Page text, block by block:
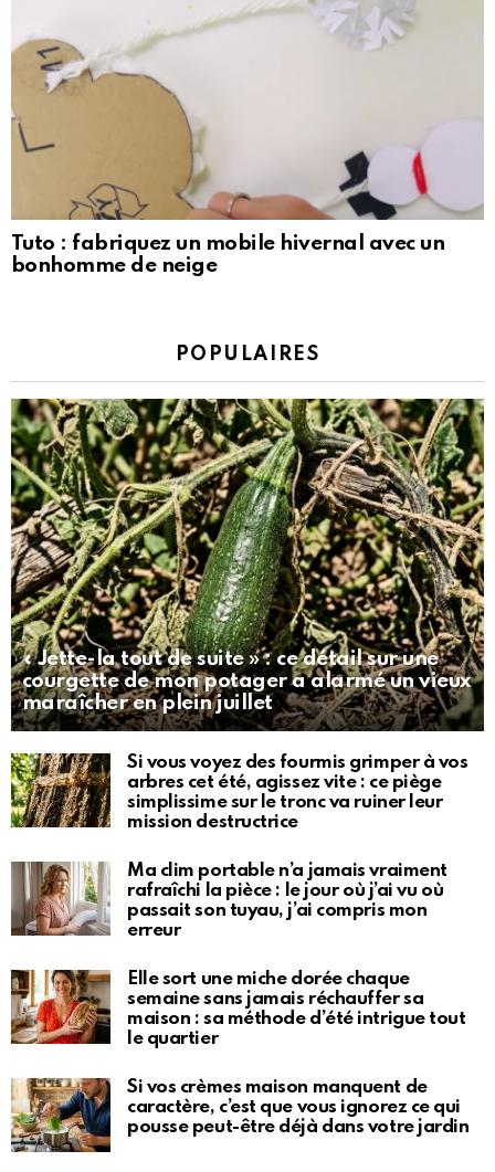
Tuto : fabriquez un mobile hivernal avec un
bonhomme de neige
POPULAIRES
« Jette-la tout de suite » : ce détail sur une
courgette de mon potager a alarmé un vieux
maraîcher en plein juillet
Si vous voyez des fourmis grimper à vos
arbres cet été, agissez vite : ce piège
simplissime sur le tronc va ruiner leur
mission destructrice
Ma clim portable n’a jamais vraiment
rafraîchi la pièce : le jour où j’ai vu où
passait son tuyau, j’ai compris mon
erreur
Elle sort une miche dorée chaque
semaine sans jamais réchauffer sa
maison : sa méthode d’été intrigue tout
le quartier
Si vos crèmes maison manquent de
caractère, c’est que vous ignorez ce qui
pousse peut-être déjà dans votre jardin